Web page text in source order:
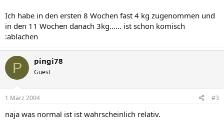
Ich habe in den ersten 8 Wochen fast 4 kg zugenommen und
in den 11 Wochen danach 3kg...... ist schon komisch
:ablachen
P pingi78
Guest
1 März 2004 #3
naja was normal ist ist wahrscheinlich relativ.